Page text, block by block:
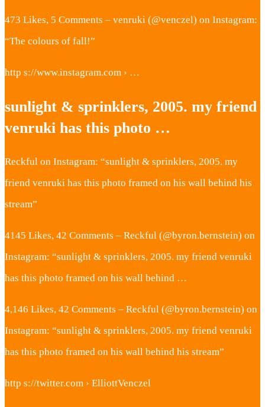
473 Likes, 5 Comments – venruki (@venczel) on Instagram:
“The colours of fall!”
http s://www.instagram.com › …
sunlight & sprinklers, 2005. my friend
venruki has this photo …
Reckful on Instagram: “sunlight & sprinklers, 2005. my
friend venruki has this photo framed on his wall behind his
stream”
4145 Likes, 42 Comments – Reckful (@byron.bernstein) on
Instagram: “sunlight & sprinklers, 2005. my friend venruki
has this photo framed on his wall behind …
4,146 Likes, 42 Comments – Reckful (@byron.bernstein) on
Instagram: “sunlight & sprinklers, 2005. my friend venruki
has this photo framed on his wall behind his stream”
http s://twitter.com › ElliottVenczel